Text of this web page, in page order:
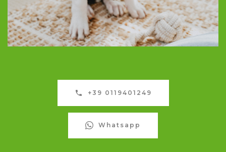
+39 0119401249
Whatsapp